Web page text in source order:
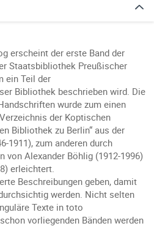
erscheint der erste Band der
Staatsbibliothek Preußischer
ein Teil der
Bibliothek beschrieben wird. Die
wurde zum einen
der Koptischen
Bibliothek zu Berlin“ aus der
1911), zum anderen durch
von Alexander Böhlig (1912-1996)
erleichtert.
Beschreibungen geben, damit
werden. Nicht selten
Texte in toto
vorliegenden Bänden werden